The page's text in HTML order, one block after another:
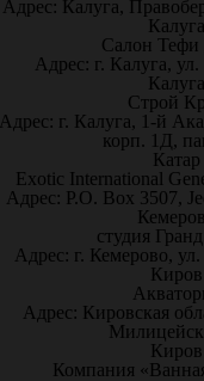
Адрес: Калуга,
Калуга
Салон Тефи
Адрес: г. Калуга,
Калуга
Строй
г. Калуга, 1-й
корп. 1Д,
Катар
Exotic International
Адрес: P.O. Box 3507,
студия
Адрес: г. Кемерово,
Киров
Адрес: Кировская
Киров
Компания